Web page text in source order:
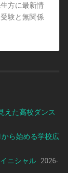
方に最新情
験と無関係
えた高校ダンス
ら始める学校広
ニシャル 2026-